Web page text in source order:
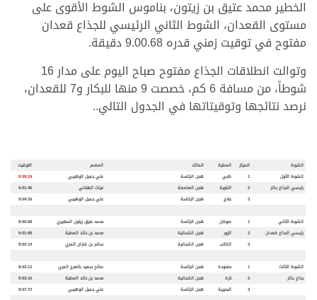
الخطير محمد عتيق بن زيتون، بناموس الشوط الأقوى على
مستوى القعدان، الشوط الثاني الرئيسي للجذاع قعدان
مفتوح في توقيت زمني قدره 9.00.68 دقيقة.
وتوالت انطلاقات الجذاع مفتوح صباح اليوم على مدار 16
شوطاً، من مسافة 6 كم، خصصت 9 منها للبكار و7 للقعدان،
نرصد نتائجها وتوقيتاتها في الجدول التالي..
الشوط المركز المطية المالك المضمر
التوقيت
الشوط الأول
1 ظبي هجن الرئاسة علي جميل الوهيبي
8:59:24
رئيسي الجذاع بكار
2 الناوية هجن العاصفة غياث الهلالي
9:01:46
3
علاج هجن الرئاسة علي جميل الوهيبي 9:04:16
الشوط الثاني 1 صوغان هجن الرئاسة محمد عتيق زيتون المهيري
9:00:68
رئيسي الجذاع قعدان
2 الزور هجن الشحانية محمد بن خالد العطية
9:01:98
3
الكاتب هجن الشحانية سالم بن فاران المري 9:02:14
الشوط الثالث 1 مفنودة هجن الرئاسة صالح سعيد بالعرج المري
9:03:12
جذاع بكار
2 كرة هجن الشحانية محمد بن خالد العطية
9:03:16
3
البحيرية هجن الرئاسة علي جميل الوهيبي 9:07:72